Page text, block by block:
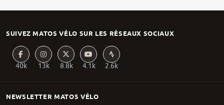
NEWSLETTER MATOS VÉLO
SUIVEZ MATOS VÉLO SUR LES RÉSEAUX SOCIAUX
40k 13k 8.8k 4.1k 2.6k